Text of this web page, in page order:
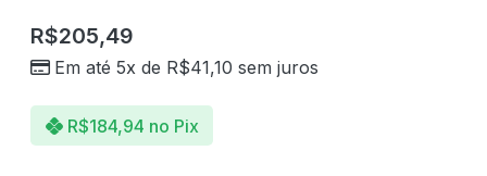
R$205,49
Em até 5x de R$41,10 sem juros
R$184,94 no Pix